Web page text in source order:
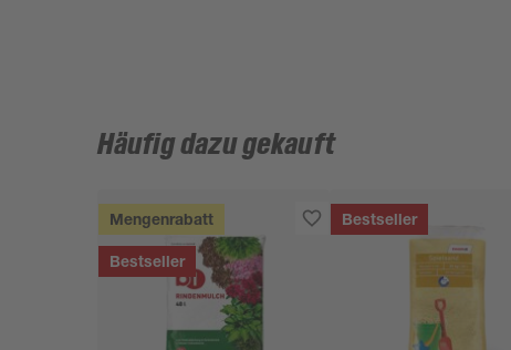
Häufig dazu gekauft
Mengenrabatt
Bestseller
Bestseller